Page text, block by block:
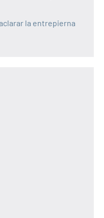
la entrepierna